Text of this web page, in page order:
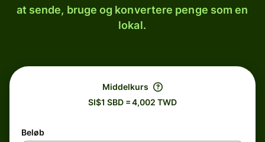
at sende, bruge og konvertere penge som en
lokal.
Middelkurs
SI$1 SBD = 4,002 TWD
Beløb